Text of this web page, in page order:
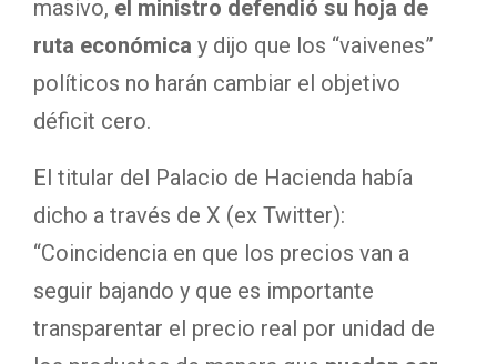
masivo, el ministro defendió su hoja de
ruta económica y dijo que los “vaivenes”
políticos no harán cambiar el objetivo
déficit cero.
El titular del Palacio de Hacienda había
dicho a través de X (ex Twitter):
“Coincidencia en que los precios van a
seguir bajando y que es importante
transparentar el precio real por unidad de